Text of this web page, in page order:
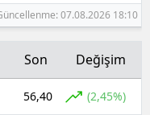
07.08.2026 18:10
Son Değişim
56,40 (2,45%)